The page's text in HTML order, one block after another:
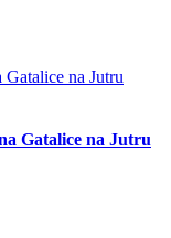
Gatalice na Jutru